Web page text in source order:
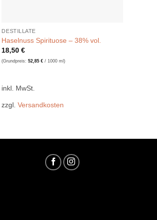
DESTILLATE
Haselnuss Spirituose – 38% vol.
18,50€
(Grundpreis:52,85€ /1000 ml)
inkl. MwSt.
zzgl.Versandkosten